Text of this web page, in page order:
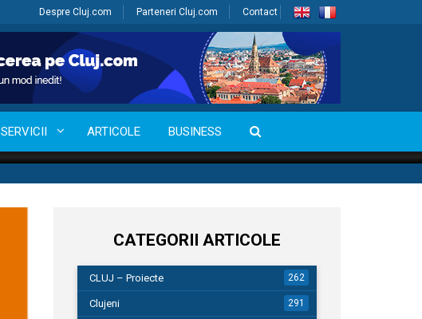
Despre Cluj.com Parteneri Cluj.com Contact
SERVICII ARTICOLE BUSINESS
CATEGORII ARTICOLE
CLUJ – Proiecte 262
Clujeni 291